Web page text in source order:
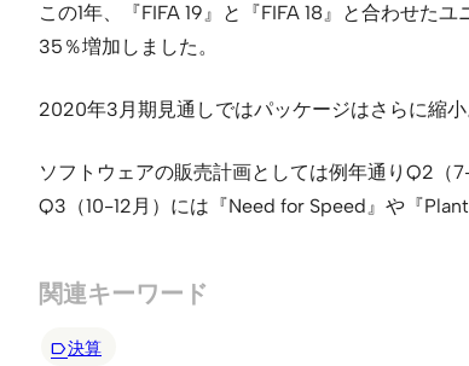
この1年、『FIFA 19』と『FIFA 18』と合わせ
35％増加しました。
2020年3月期見通しではパッケージはさらに縮
ソフトウェアの販売計画としては例年通りQ2（
Q3（10-12月）には『Need for Speed』や『
関連キーワード
決算